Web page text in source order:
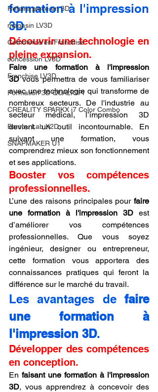
Refaire piece en 3D
magasin LV3D
Commerce en Franchise
concession LV3D
Franchise LV3D
Formation 3D QUALIOPI
CREALITY SPARKX i7 Color Combo
Bambu Lab X2D
SNAPMAKER U1
formation à l'impression
3D.
Découvrir une technologie en
pleine expansion.
Faire une formation à l'impression
3D vous permettra de vous familiariser
avec une technologie qui transforme de
nombreux secteurs. De l'industrie au
secteur médical, l’impression 3D
devient un outil incontournable. En
suivant une formation, vous
comprendrez mieux son fonctionnement
et ses applications.
Booster vos compétences
professionnelles.
L’une des raisons principales pour faire
une formation à l'impression 3D est
d’améliorer vos compétences
professionnelles. Que vous soyez
ingénieur, designer ou entrepreneur,
cette formation vous apportera des
connaissances pratiques qui feront la
différence sur le marché du travail.
Les avantages de faire
une formation à
l'impression 3D.
Développer des compétences
en conception.
En faisant une formation à l'impression
3D, vous apprendrez à concevoir des